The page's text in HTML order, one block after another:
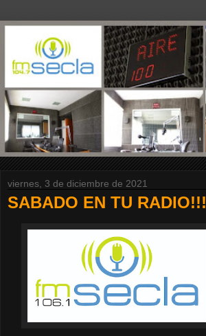
viernes, 3 de diciembre de 2021
SABADO EN TU RADIO!!!